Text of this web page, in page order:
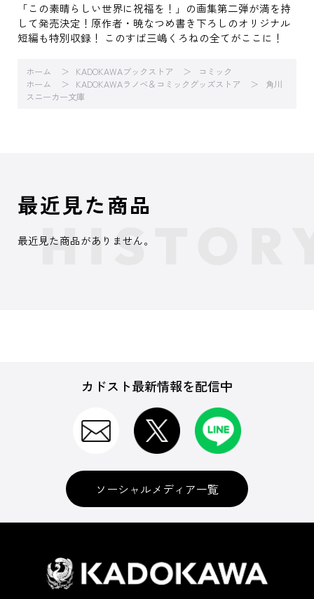
「この素晴らしい世界に祝福を！」の画集第二弾が満を持
して発売決定！原作者・暁なつめ書き下ろしのオリジナル
短編も特別収録！ このすば三嶋くろねの全てがここに！
ホーム KADOKAWAブックストア
コミック
ホーム
KADOKAWAラノベ＆コミックグッズストア
角川
スニーカー文庫
最近見た商品
最近見た商品がありません。
カドスト最新情報を配信中
ソーシャルメディア一覧